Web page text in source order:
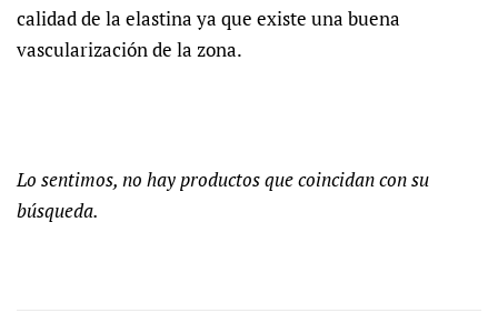
calidad de la elastina ya que existe una buena
vascularización de la zona.
Lo sentimos, no hay productos que coincidan con su
búsqueda.